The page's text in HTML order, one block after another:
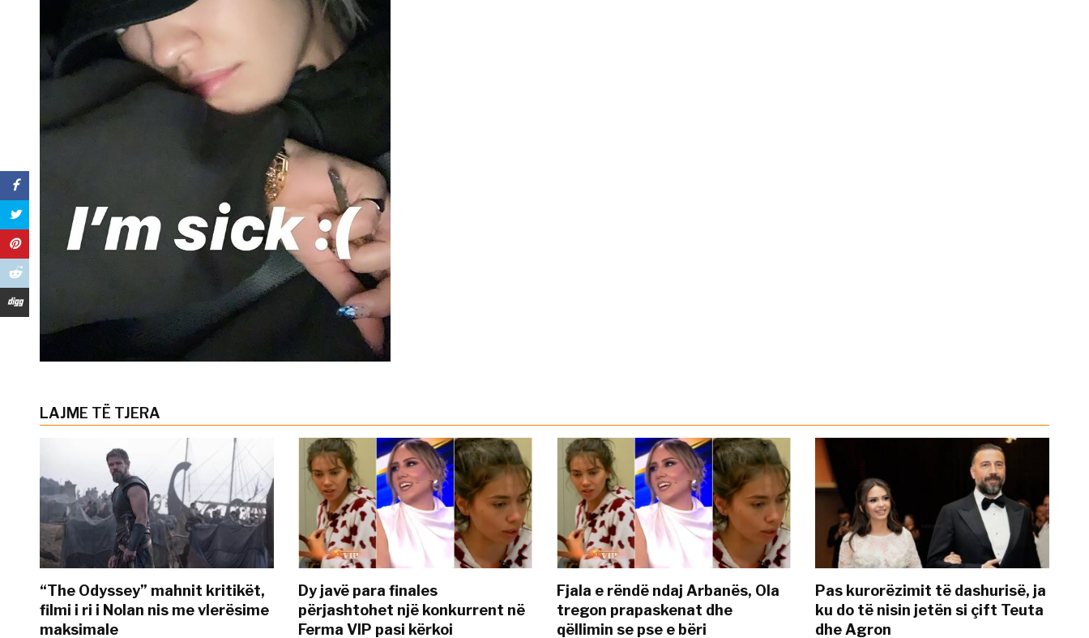
LAJME TË TJERA
“The Odyssey” mahnit kritikët,
filmi i ri i Nolan nis me vlerësime
maksimale
Dy javë para finales
përjashtohet një konkurrent në
Ferma VIP pasi kërkoi
Fjala e rëndë ndaj Arbanës, Ola
tregon prapaskenat dhe
qëllimin se pse e bëri
Pas kurorëzimit të dashurisë, ja
ku do të nisin jetën si çift Teuta
dhe Agron